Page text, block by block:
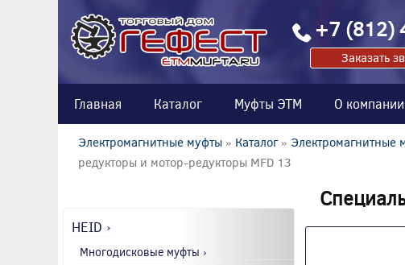
+7 (812)
Заказать
Главная Каталог Муфты ЭТМ О компании
Электромагнитные муфты » Каталог» Электромагнитные
редукторы и мотор-редукторы MFD 13
HEID ›
Многодисковые муфты ›